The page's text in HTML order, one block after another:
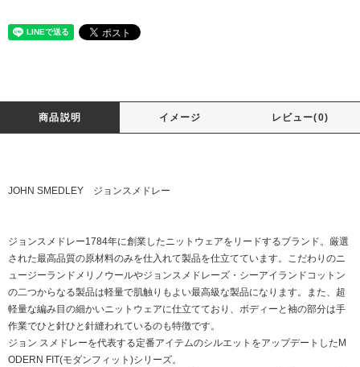
商品説明 イメージ レビュー(0)
JOHN SMEDLEY ジョンスメドレー
ジョンスメドレー1784年に創業したニットウェアをリードするブランド。厳選
された最高品質の原材料のみを仕入れて製品を仕立てています。こだわりのニ
ュージーランドメリノウールやジョンスメドレーズ・シーアイランドコットン
の二つからなる製品は軽量で肌触りもよい最高級な製品になります。また、超
軽量な編み目の細かいニットウェアに仕立てており、ボディーと袖の部分は手
作業でひと針ひと針縫われているのも特徴です。
ジョン スメドレーを代表する定番アイテムのシルエットをアップデートしたM
ODERN FIT(モダンフィット)シリーズ。